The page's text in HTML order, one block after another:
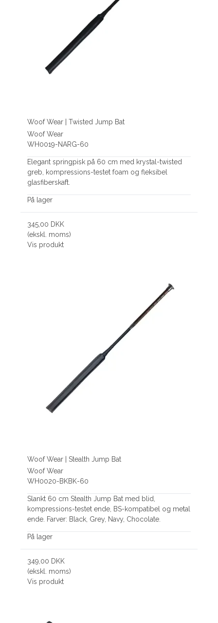
Woof Wear | Twisted Jump Bat
Woof Wear
WH0019-NARG-60
Elegant springpisk på 60 cm med krystal-twisted
greb, kompressions-testet foam og fleksibel
glasfiberskaft.
På lager
345,00 DKK
(ekskl. moms)
Vis produkt
Woof Wear | Stealth Jump Bat
Woof Wear
WH0020-BKBK-60
Slankt 60 cm Stealth Jump Bat med blid,
kompressions-testet ende, BS-kompatibel og metal
ende. Farver: Black, Grey, Navy, Chocolate.
På lager
349,00 DKK
(ekskl. moms)
Vis produkt